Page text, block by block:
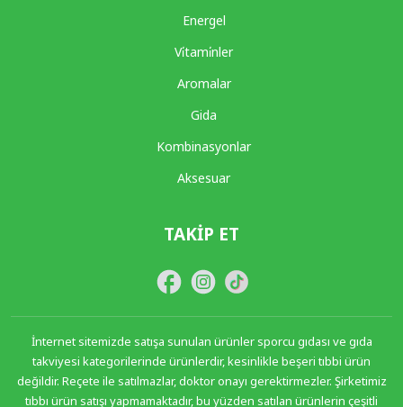
Energel
Vi̇tami̇nler
Aromalar
Gida
Kombinasyonlar
Aksesuar
TAKIP ET
İnternet sitemizde satışa sunulan ürünler sporcu gıdası ve gıda
takviyesi kategorilerinde ürünlerdir, kesinlikle beşeri tıbbi ürün
değildir. Reçete ile satılmazlar, doktor onayı gerektirmezler. Şirketimiz
tıbbı ürün satışı yapmamaktadır, bu yüzden satılan ürünlerin çeşitli